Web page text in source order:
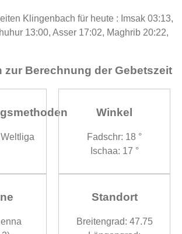
Klingenbach für heute : Imsak 03:13,
13:00, Asser 17:02, Maghrib 20:22,
zur Berechnung der Gebetszeit
Winkel
Fadschr: 18 °
Ischaa: 17 °
Standort
Breitengrad: 47.75